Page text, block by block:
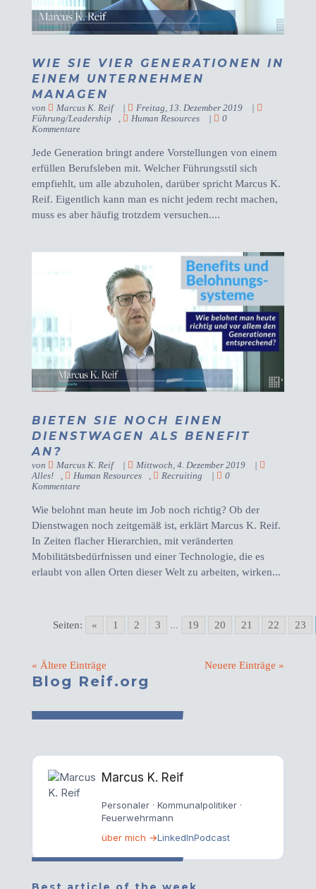
WIE SIE VIER GENERATIONEN IN
EINEM UNTERNEHMEN
MANAGEN
von Marcus K. Reif | Freitag, 13. Dezember 2019
|
Führung/Leadership
, Human Resources |
0
Kommentare
Jede Generation bringt andere Vorstellungen von einem
erfüllen Berufsleben mit. Welcher Führungsstil sich
empfiehlt, um alle abzuholen, darüber spricht Marcus K.
Reif. Eigentlich kann man es nicht jedem recht machen,
muss es aber häufig trotzdem versuchen....
BIETEN SIE NOCH EINEN
DIENSTWAGEN ALS BENEFIT
AN?
von Marcus K. Reif | Mittwoch, 4. Dezember 2019
|
Alles!
Human Resources Recruiting |
0
Kommentare
Wie belohnt man heute im Job noch richtig? Ob der
Dienstwagen noch zeitgemäß ist, erklärt Marcus K. Reif.
In Zeiten flacher Hierarchien, mit veränderten
Mobilitätsbedürfnissen und einer Technologie, die es
erlaubt von allen Orten dieser Welt zu arbeiten, wirken...
Seiten: « 1 2 3 ... 19 20 21 22 23
« Ältere Einträge Neuere Einträge »
Blog Reif.org
Marcus K. Reif
Personaler · Kommunalpolitiker ·
Feuerwehrmann
über mich →LinkedInPodcast